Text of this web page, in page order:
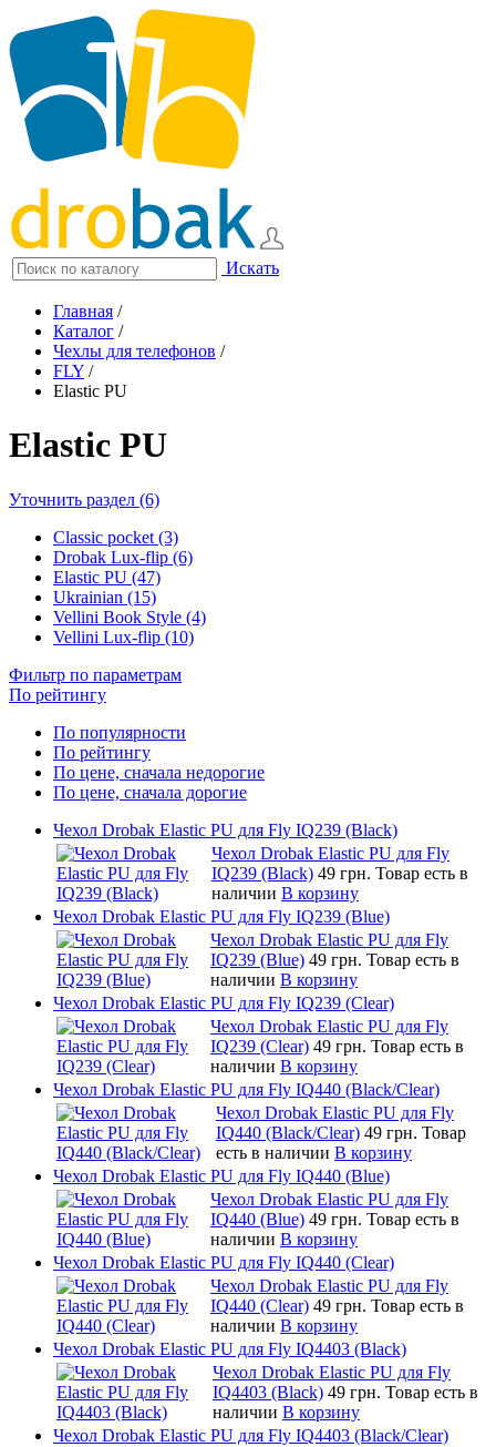
Искать
Главная /
Каталог /
Чехлы для телефонов /
FLY /
Elastic PU
Elastic PU
Уточнить раздел (6)
Classic pocket (3)
Drobak Lux-flip (6)
Elastic PU (47)
Ukrainian (15)
Vellini Book Style (4)
Vellini Lux-flip (10)
Фильтр по параметрам
По рейтингу
По популярности
По рейтингу
По цене, сначала недорогие
По цене, сначала дорогие
Чехол Drobak Elastic PU для Fly IQ239 (Black)
Чехол Drobak Elastic PU для Fly
IQ239 (Black) 49 грн. Товар есть в
наличии В корзину
Чехол Drobak Elastic PU для Fly IQ239 (Blue)
Чехол Drobak Elastic PU для Fly
IQ239 (Blue) 49 грн. Товар есть в
наличии В корзину
Чехол Drobak Elastic PU для Fly IQ239 (Clear)
Чехол Drobak Elastic PU для Fly
IQ239 (Clear) 49 грн. Товар есть в
наличии В корзину
Чехол Drobak Elastic PU для Fly IQ440 (Black/Clear)
Чехол Drobak Elastic PU для Fly
IQ440 (Black/Clear) 49 грн. Товар
есть в наличии В корзину
Чехол Drobak Elastic PU для Fly IQ440 (Blue)
Чехол Drobak Elastic PU для Fly
IQ440 (Blue) 49 грн. Товар есть в
наличии В корзину
Чехол Drobak Elastic PU для Fly IQ440 (Clear)
Чехол Drobak Elastic PU для Fly
IQ440 (Clear) 49 грн. Товар есть в
наличии В корзину
Чехол Drobak Elastic PU для Fly IQ4403 (Black)
Чехол Drobak Elastic PU для Fly
IQ4403 (Black) 49 грн. Товар есть в
наличии В корзину
Чехол Drobak Elastic PU для Fly IQ4403 (Black/Clear)